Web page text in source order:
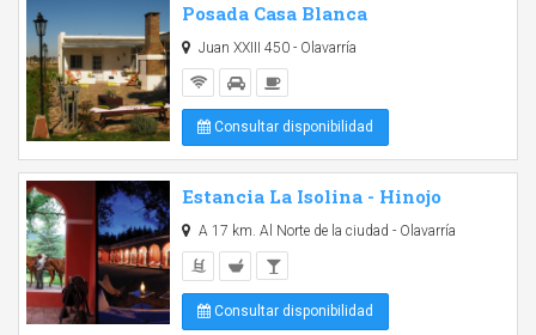
Posada Casa Blanca
Juan XXIII 450 - Olavarría
Consultar disponibilidad
Estancia La Isolina - Hinojo
A 17 km. Al Norte de la ciudad - Olavarría
Consultar disponibilidad